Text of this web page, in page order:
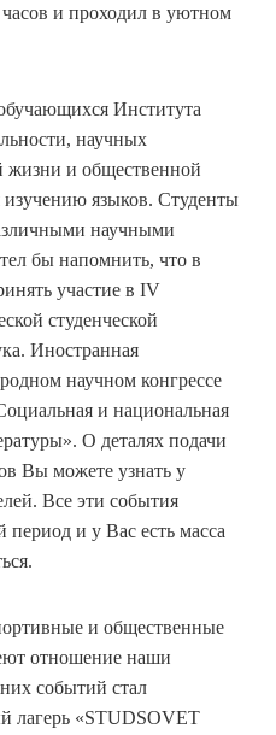
часов и проходил в уютном
Института
научных
жизни и общественной
изучению языков. Студенты
научными
бы напомнить, что в
участие в IV
студенческой
Иностранная
научном конгрессе
и национальная
О деталях подачи
Вы можете узнать у
Все эти события
и у Вас есть масса
и общественные
отношение наши
событий стал
лагерь «STUDSOVET